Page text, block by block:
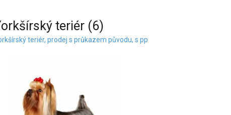
teriér (6)
teriér, prodej s průkazem původu, s pp